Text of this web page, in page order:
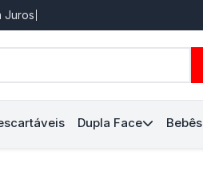
Juros
Dupla Face Bebês